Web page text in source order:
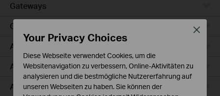
Gateways
Campus
Access Max
Aggregation
Access Plus
Your Privacy Choices
Diese Webseite verwendet Cookies, um die
Websitenavigation zu verbessern, Online-Aktivitäten zu
analysieren und die bestmögliche Nutzererfahrung auf
unseren Webseiten zu haben. Sie können der
Close